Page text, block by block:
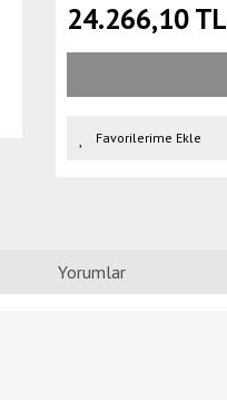
24.266,10 TL
Yorumlar